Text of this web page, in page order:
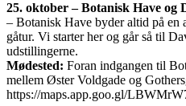
25. oktober – Botanisk Have og
– Botanisk Have byder altid på en
gåtur. Vi starter her og går så til
udstillingerne.
Mødested: Foran indgangen til
mellem Øster Voldgade og
https://maps.app.goo.gl/